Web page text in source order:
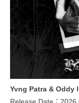
Yvng Patra & Oddy
Release Date：